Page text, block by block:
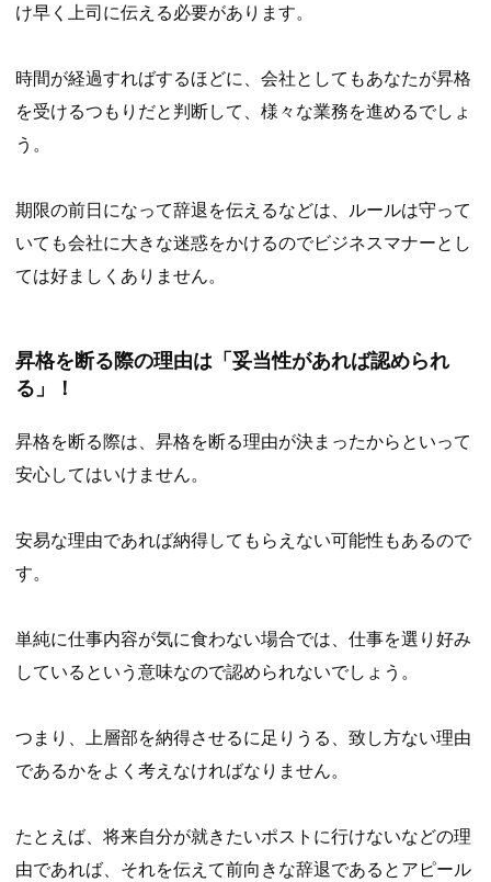
け早く上司に伝える必要があります。
時間が経過すればするほどに、会社としてもあなたが昇格
を受けるつもりだと判断して、様々な業務を進めるでしょ
う。
期限の前日になって辞退を伝えるなどは、ルールは守って
いても会社に大きな迷惑をかけるのでビジネスマナーとし
ては好ましくありません。
昇格を断る際の理由は「妥当性があれば認められ
る」！
昇格を断る際は、昇格を断る理由が決まったからといって
安心してはいけません。
安易な理由であれば納得してもらえない可能性もあるので
す。
単純に仕事内容が気に食わない場合では、仕事を選り好み
しているという意味なので認められないでしょう。
つまり、上層部を納得させるに足りうる、致し方ない理由
であるかをよく考えなければなりません。
たとえば、将来自分が就きたいポストに行けないなどの理
由であれば、それを伝えて前向きな辞退であるとアピール